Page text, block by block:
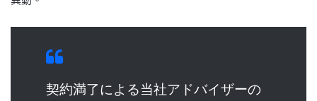
契約満了による当社アドバイザーの